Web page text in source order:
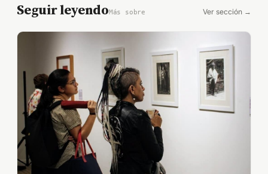
Seguir leyendoMás sobre Ver sección →